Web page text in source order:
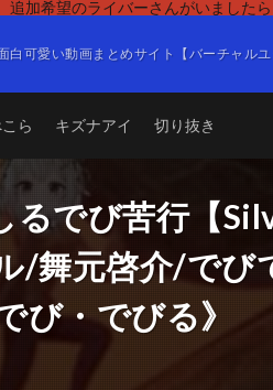
加希望のライバーさんがいました
白可愛い動画まとめサイト【バーチャルユ
ら キズナアイ 切り抜き
るでび苦行【
/舞元啓介/でび
び・でびる》